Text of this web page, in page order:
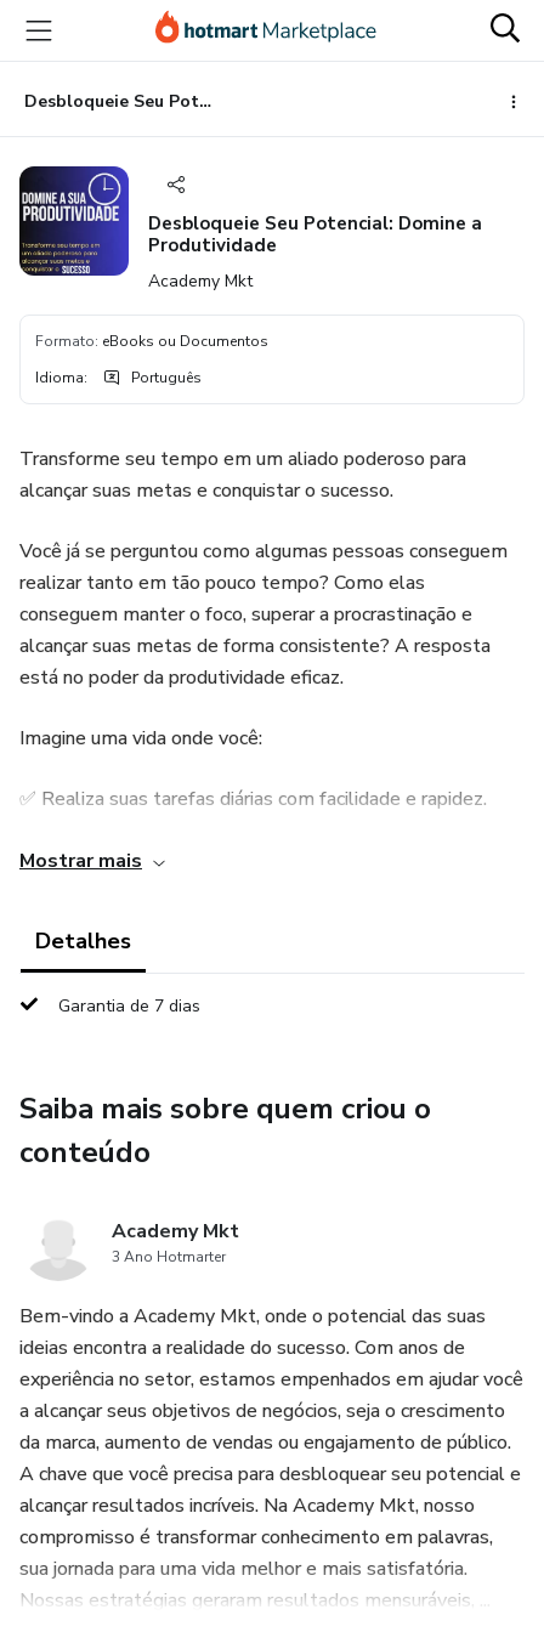
para
conteúdo
principal
para
pagamento
para
rodapé
Desbloqueie Seu Potencial: Domine a Produtividade
Desbloqueie Seu Potencial: Domine a
Produtividade
Academy Mkt
Formato: eBooks ou Documentos
Idioma: Português
Transforme seu tempo em um aliado poderoso para
alcançar suas metas e conquistar o sucesso.
Você já se perguntou como algumas pessoas conseguem
realizar tanto em tão pouco tempo? Como elas
conseguem manter o foco, superar a procrastinação e
alcançar suas metas de forma consistente? A resposta
está no poder da produtividade eficaz.
Imagine uma vida onde você:
✅ Realiza suas tarefas diárias com facilidade e rapidez.
✅ Sabe como priorizar o que realmente importa.
✅ Gerencia seu tempo de forma eficiente, tendo tempo
para o que ama.
O que Você Irá Aprender:
tempo de forma eficaz.
📋 Aprenda a definir metas claras e alcançáveis que
impulsionam seu progresso.
🎯 Supere a procrastinação e mantenha a motivação.
🧠 Desenvolva hábitos poderosos que aumentam sua
produtividade.
📈 Alcance mais em menos tempo e transforme seus
objetivos em realidade.
Mostrar mais
Detalhes
Garantia de 7 dias
Saiba mais sobre quem criou o
conteúdo
Academy Mkt
3 Ano Hotmarter
Bem-vindo a Academy Mkt, onde o potencial das suas
ideias encontra a realidade do sucesso. Com anos de
experiência no setor, estamos empenhados em ajudar você
a alcançar seus objetivos de negócios, seja o crescimento
da marca, aumento de vendas ou engajamento de público.
A chave que você precisa para desbloquear seu potencial e
alcançar resultados incríveis. Na Academy Mkt, nosso
compromisso é transformar conhecimento em palavras,
sua jornada para uma vida melhor e mais satisfatória.
Nossas estratégias geraram resultados mensuráveis, ...